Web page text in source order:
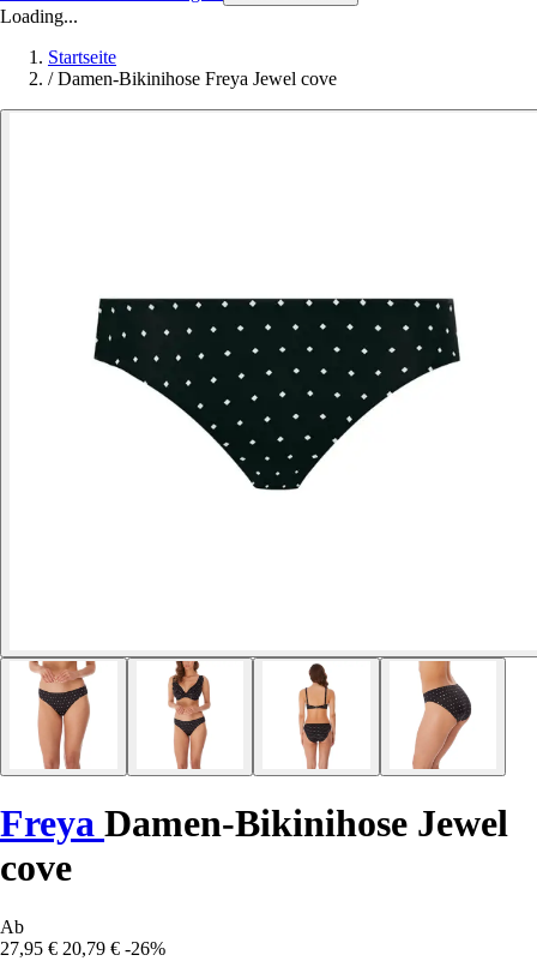
Loading...
Startseite
/ Damen-Bikinihose Freya Jewel cove
Freya Damen-Bikinihose Jewel
cove
Ab
27,95 € 20,79 € -26%